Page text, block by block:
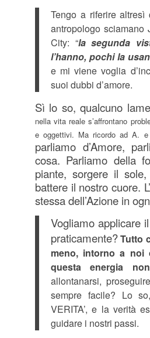
Tengo a riferire
antropologo
City: “la segunda
l’hanno, pochi la
e mi viene voglia
suoi dubbi d’amore.
Sì lo so, qualcuno
nella vita reale s’affrontano
e oggettivi. Ma ricordo ad A.
parliamo d’Amore,
cosa. Parliamo della
piante, sorgere il
battere il nostro cuore.
stessa dell’Azione in
Vogliamo applicare
praticamente?Tutto
meno, intorno a noi
questa energia
allontanarsi,
sempre facile? Lo
VERITA’, e la verità
guidare i nostri passi.